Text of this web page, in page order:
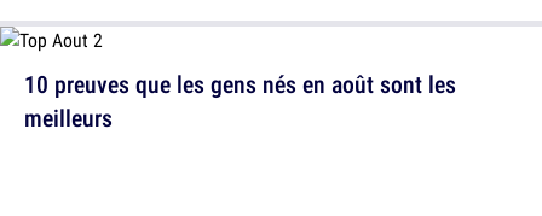
10 preuves que les gens nés en août sont les
meilleurs